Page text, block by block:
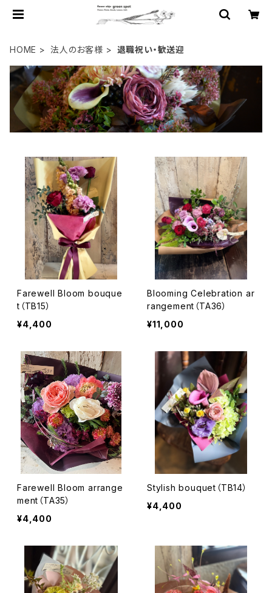
HOME 法人のお客様 退職祝い・歓送迎
Farewell Bloom bouque
t（TB15）
¥4,400
Blooming Celebration ar
rangement（TA36）
¥11,000
Farewell Bloom arrange
ment（TA35）
¥4,400
Stylish bouquet（TB14）
¥4,400